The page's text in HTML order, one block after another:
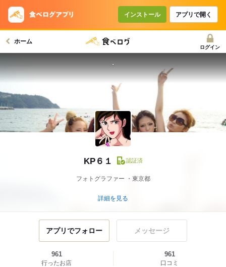
インストール アプリで開く
ホーム
ログイン
KP６１ 認証済
フォトグラファー 東京都
詳細を見る
・
アプリでフォロー メッセージ
961
行ったお店
961
口コミ